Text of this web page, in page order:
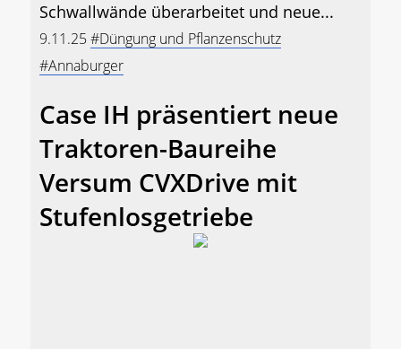
Schwallwände überarbeitet und neue...
9.11.25#Düngung und Pflanzenschutz
#Annaburger
Case IH präsentiert neue
Traktoren-Baureihe
Versum CVXDrive mit
Stufenlosgetriebe